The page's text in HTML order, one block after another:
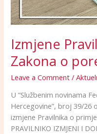
Izmjene
Zakona o
Leave a Comment /
U “Službenim novinama
Hercegovine”, broj 39/26
izmjene Pravilnika o
PRAVILNIKO IZMJENI I